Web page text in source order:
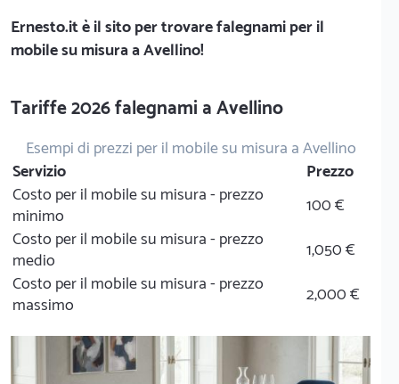
Ernesto.itè il sito per trovare falegnami per il
mobile su misura a Avellino!
Tariffe 2026 falegnami a Avellino
Esempi di prezzi per il mobile su misura a Avellino
Servizio
Prezzo
Costo per il mobile su misura - prezzo
minimo
100 €
Costo per il mobile su misura - prezzo
medio
1,050 €
Costo per il mobile su misura - prezzo
massimo
2,000 €